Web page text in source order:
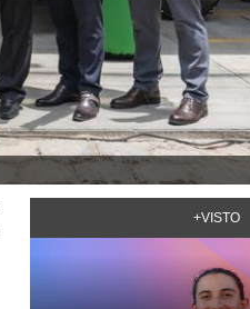
+VISTO